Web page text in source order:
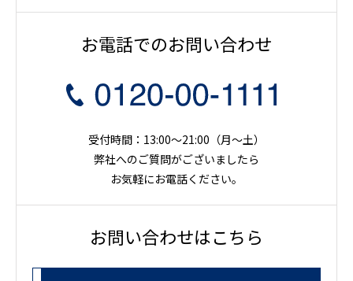
お電話でのお問い合わせ
受付時間：13:00～21:00（月〜土）
弊社へのご質問がございましたら
お気軽にお電話ください。
お問い合わせはこちら